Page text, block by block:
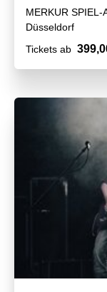
MERKUR SPIEL-
Düsseldorf
Tickets ab